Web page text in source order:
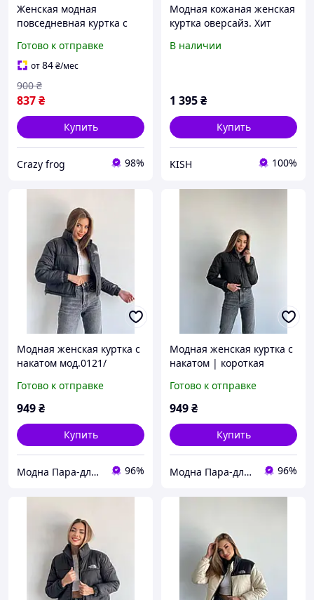
Женская модная
повседневная куртка с
зима, шерпа, на молнии,
с пушистым плюшевым
пальто, верхнюю одежду
из
Готово к отправке
от84₴/мес
837₴
900 ₴
Купить
Crazy frog 98%
Модная кожаная женская
куртка оверсайз. Хит
В наличии
1 395₴
Купить
KISH 100%
Модная женская куртка с
накатом мод.0121/
Готово к отправке
949₴
Купить
Модна Пара-для нього і для неї 96%
Модная женская куртка с
накатом | короткая
синтепоне 200 | арт 0121
Готово к отправке
949₴
Купить
Модна Пара-для нього і для неї 96%